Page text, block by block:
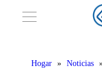
Hogar » Noticias